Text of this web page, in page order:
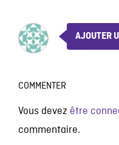
AJOUTER
COMMENTER
Vous devez être
commentaire.